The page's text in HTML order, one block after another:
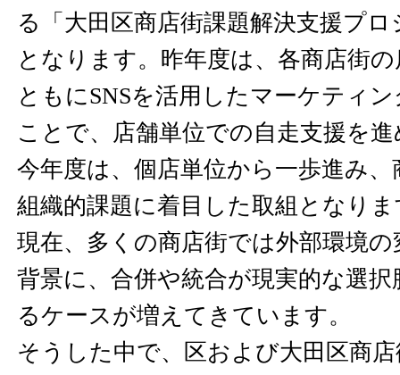
る「大田区商店街課題解決支援プ
となります。昨年度は、各商店街
ともにSNSを活用したマーケティ
ことで、店舗単位での自走支援を
今年度は、個店単位から一歩進み
組織的課題に着目した取組となり
現在、多くの商店街では外部環境
背景に、合併や統合が現実的な選
るケースが増えてきています。
そうした中で、区および大田区商